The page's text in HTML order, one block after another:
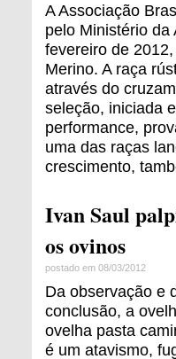
A Associação
pelo Ministério da
fevereiro de
Merino. A raça
através do
seleção, iniciada
performance,
uma das raças
crescimento,
Ivan Saul
os ovinos
postado em 08/03/2012
Da observação e
conclusão, a
ovelha pasta
é um atavismo,